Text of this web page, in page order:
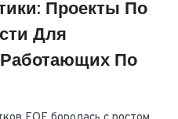
Проекты По
Для
Работающих По